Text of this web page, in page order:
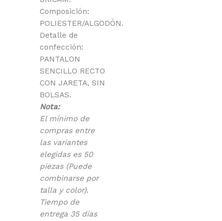
Composición:
POLIESTER/ALGODÓN.
Detalle de
confección:
PANTALON
SENCILLO RECTO
CON JARETA, SIN
BOLSAS.
Nota:
El mínimo de
compras entre
las variantes
elegidas es 50
piezas (Puede
combinarse por
talla y color).
Tiempo de
entrega 35 días